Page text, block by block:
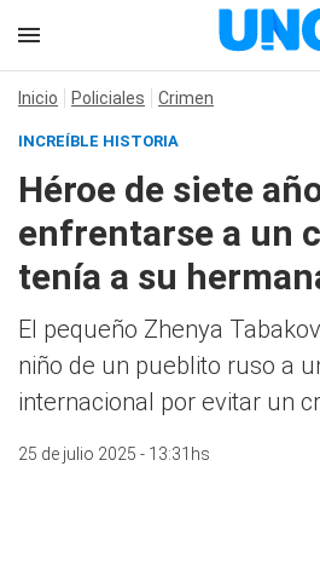
Inicio Policiales Crimen
INCREÍBLE HISTORIA
Héroe de siete
enfrentarse a un
tenía a su
El pequeño Zhenya
niño de un pueblito ruso a
internacional por evitar un
25 de julio 2025 - 13:31hs